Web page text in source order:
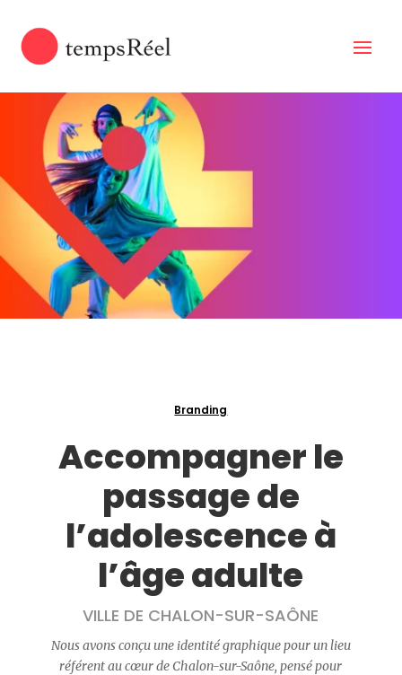
Branding
Accompagner le
passage de
l’adolescence à
l’âge adulte
VILLE DE CHALON-SUR-SAÔNE
Nous avons conçu une identité graphique pour un lieu
référent au cœur de Chalon-sur-Saône, pensé pour